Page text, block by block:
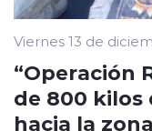
Viernes 13 de
“Operación
de 800 kilos
hacia la